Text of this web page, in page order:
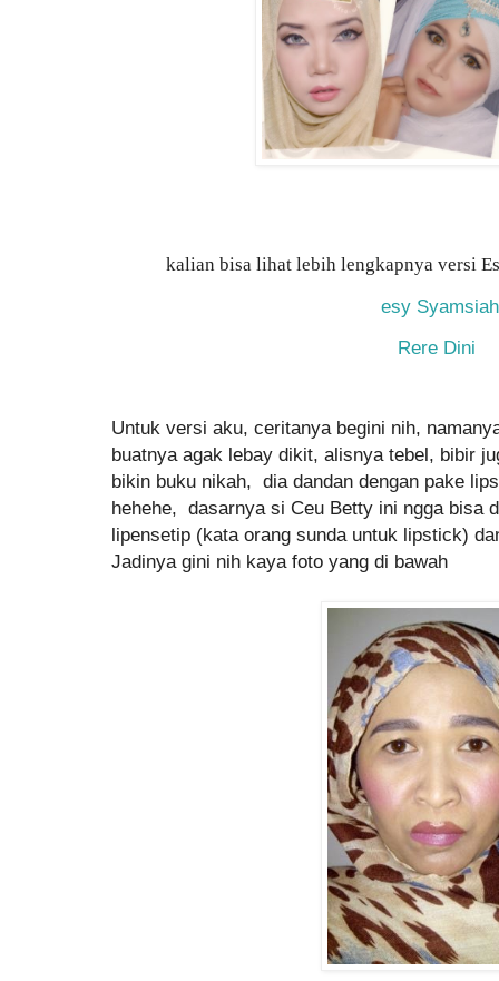
kalian bisa lihat lebih lengkapnya versi
esy Syamsiah
Rere Dini
Untuk versi aku, ceritanya begini nih,
buatnya agak lebay dikit, alisnya tebel, bibir
bikin buku nikah, dia dandan dengan pake
hehehe, dasarnya si Ceu Betty ini ngga bisa
lipensetip (kata orang sunda untuk lipstick)
Jadinya gini nih kaya foto yang di bawah